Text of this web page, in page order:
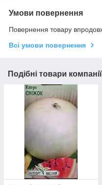
Умови повернення
Повернення товару
Всі умови повернення
Подібні товари компанії